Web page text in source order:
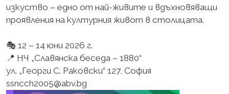
изкуство – едно от най-живите и вдъхновяващи
проявления на културния живот в столицата.
🎭 12 – 14 юни 2026 г.
📍 НЧ „Славянска беседа – 1880“
ул. „Георги С. Раковски“ 127, София
ssncch2005@abv.bg